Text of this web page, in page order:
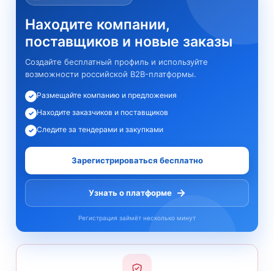
Находите компании,
поставщиков и новые заказы
Создайте бесплатный профиль и используйте
возможности российской B2B-платформы.
✓ Размещайте компанию и предложения
✓ Находите заказчиков и поставщиков
✓ Следите за тендерами и закупками
Зарегистрироваться бесплатно
Узнать о платформе →
Регистрация займёт несколько минут